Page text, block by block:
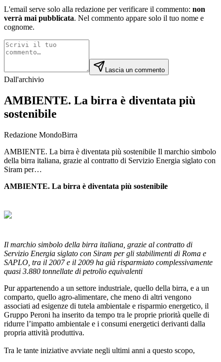
L'email serve solo alla redazione per verificare il commento: non
verrà mai pubblicata. Nel commento appare solo il tuo nome e
cognome.
Lascia un commento
Dall'archivio
AMBIENTE. La birra è diventata più
sostenibile
Redazione MondoBirra
AMBIENTE. La birra è diventata più sostenibile Il marchio simbolo
della birra italiana, grazie al contratto di Servizio Energia siglato con
Siram per…
AMBIENTE. La birra è diventata più sostenibile
Il marchio simbolo della birra italiana, grazie al contratto di
Servizio Energia siglato con Siram per gli stabilimenti di Roma e
SAPLO, tra il 2007 e il 2009 ha già risparmiato complessivamente
quasi 3.880 tonnellate di petrolio equivalenti
Pur appartenendo a un settore industriale, quello della birra, e a un
comparto, quello agro-alimentare, che meno di altri vengono
associati ad esigenze di tutela ambientale e risparmio energetico, il
Gruppo Peroni ha inserito da tempo tra le proprie priorità quelle di
ridurre l’impatto ambientale e i consumi energetici derivanti dalla
propria attività produttiva.
Tra le tante iniziative avviate negli ultimi anni a questo scopo,